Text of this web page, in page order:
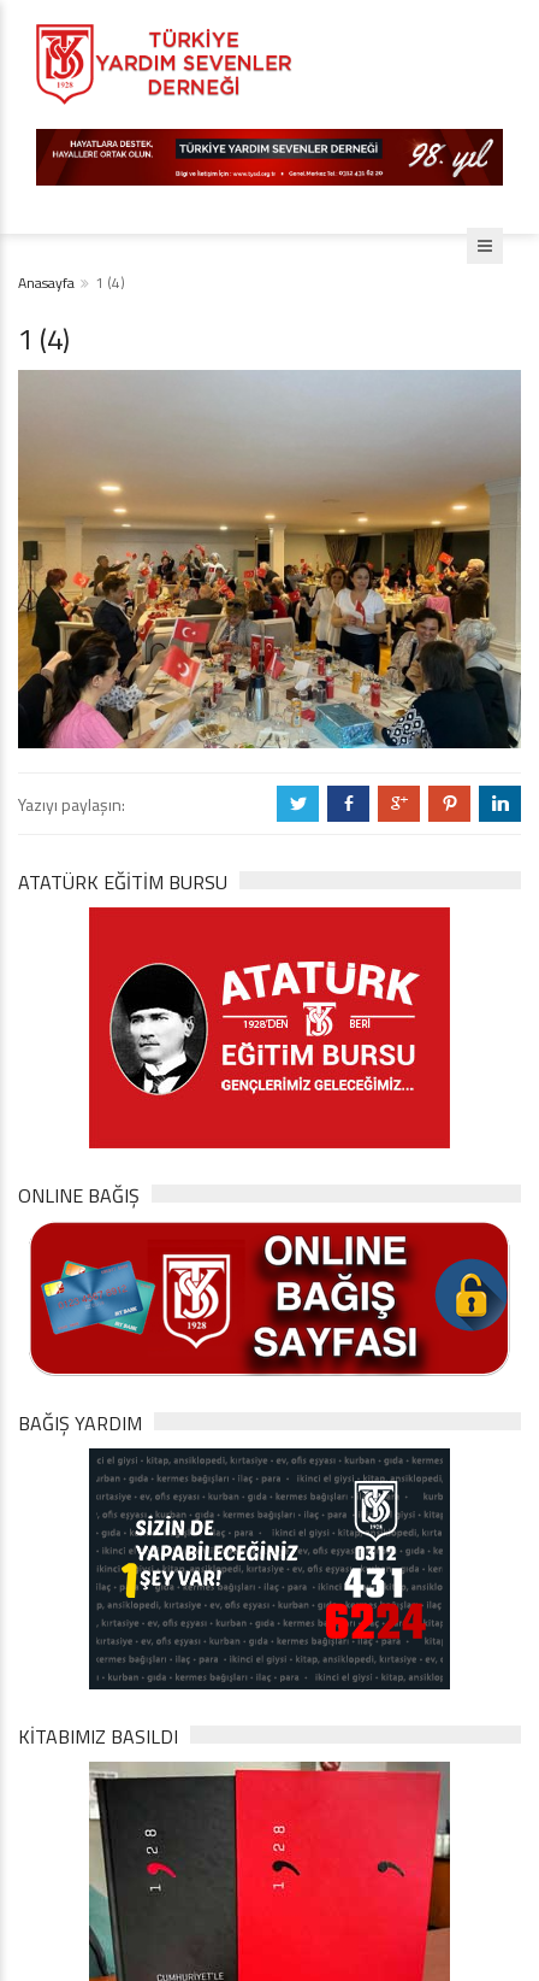
Anasayfa 1 (4)
1 (4)
Yazıyı paylaşın: a b c d j
ATATÜRK EĞITIM BURSU
ONLINE BAĞIŞ
BAĞIŞ YARDIM
KİTABIMIZ BASILDI